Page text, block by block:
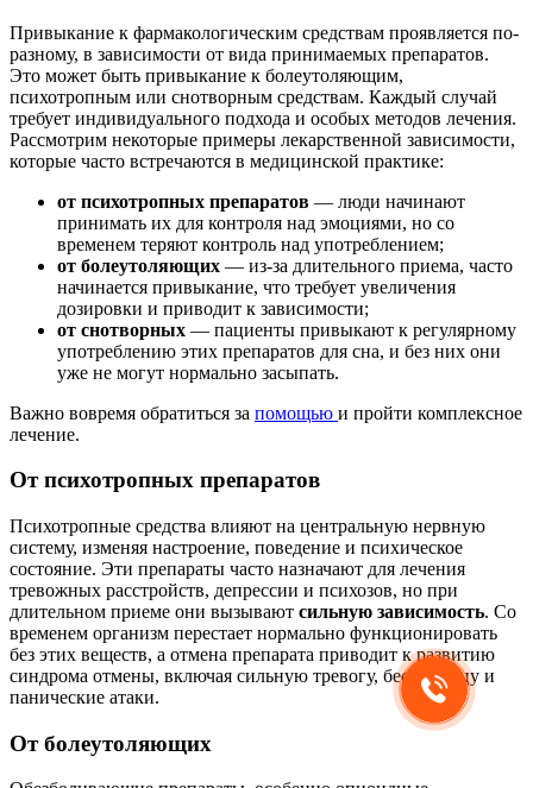
Привыкание к фармакологическим средствам проявляется по-
разному, в зависимости от вида принимаемых препаратов.
Это может быть привыкание к болеутоляющим,
психотропным или снотворным средствам. Каждый случай
требует индивидуального подхода и особых методов лечения.
Рассмотрим некоторые примеры лекарственной зависимости,
которые часто встречаются в медицинской практике:
от психотропных препаратов — люди начинают
принимать их для контроля над эмоциями, но со
временем теряют контроль над употреблением;
от болеутоляющих — из-за длительного приема, часто
начинается привыкание, что требует увеличения
дозировки и приводит к зависимости;
от снотворных — пациенты привыкают к регулярному
употреблению этих препаратов для сна, и без них они
уже не могут нормально засыпать.
Важно вовремя обратиться за помощью и пройти комплексное
лечение.
От психотропных препаратов
Психотропные средства влияют на центральную нервную
систему, изменяя настроение, поведение и психическое
состояние. Эти препараты часто назначают для лечения
тревожных расстройств, депрессии и психозов, но при
длительном приеме они вызывают сильную зависимость. Со
временем организм перестает нормально функционировать
без этих веществ, а отмена препарата приводит к развитию
синдрома отмены, включая сильную тревогу, бессонницу и
панические атаки.
От болеутоляющих